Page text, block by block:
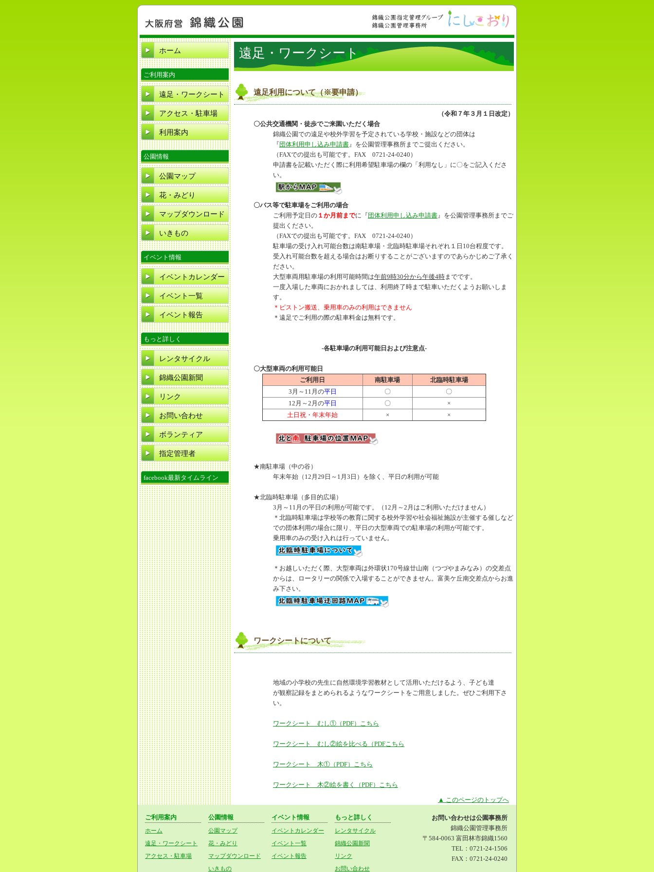
遠足・ワークシート
遠足利用について（※要申請）
（令和７年３月１日改定）
〇公共交通機関・徒歩でご来園いただく場合
錦織公園での遠足や校外学習を予定されている学校・施設などの団体は
『 団体利用申し込み申請書』を公園管理事務所までご提出ください。
（FAXでの提出も可能です。FAX 0721-24-0240）
申請書を記載いただく際に利用希望駐車場の欄の「利用なし」に〇をご記入くださ
い。
〇バス等で駐車場をご利用の場合
ご利用予定日の １か月前までに『 団体利用申し込み申請書』を公園管理事務所までご
提出ください。
（FAXでの提出も可能です。FAX 0721-24-0240）
駐車場の受け入れ可能台数は南駐車場・北臨時駐車場それぞれ１日10台程度です。
受入れ可能台数を超える場合はお断りすることがございますのであらかじめご了承く
ださい。
大型車両用駐車場の利用可能時間は午前9時30分から午後4時までです。
一度入場した車両におかれましては、利用終了時まで駐車いただくようお願いしま
す。
＊ピストン搬送、乗用車のみの利用はできません
＊遠足でご利用の際の駐車料金は無料です。
-各駐車場の利用可能日および注意点-
〇大型車両の利用可能日
ご利用日
南駐車場
北臨時駐車場
3月～11月の平日 〇
〇
12月～2月の平日 〇
×
土日祝 ・ 年末年始 × ×
★南駐車場（中の谷）
年末年始（12月29日～1月3日）を除く、平日の利用が可能
★北臨時駐車場（多目的広場）
3月～11月の平日の利用が可能です。（12月～2月はご利用いただけません）
＊北臨時駐車場は学校等の教育に関する校外学習や社会福祉施設が主催する催しなど
での団体利用の場合に限り、平日の大型車両での駐車場の利用が可能です。
乗用車のみの受け入れは行っていません。
＊お越しいただく際、大型車両は外環状170号線廿山南（つづやまみなみ）の交差点
からは、ロータリーの関係で入場することができません。富美ケ丘南交差点からお進
み下さい。
ワークシートについて
地域の小学校の先生に自然環境学習教材として活用いただけるよう、子ども達
が観察記録をまとめられるようなワークシートをご用意しました。ぜひご利用下さ
い。
ワークシート むし①（PDF）こちら
ワークシート むし②絵を比べる（PDFこちら
ワークシート 木①（PDF）こちら
ワークシート 木②絵を書く（PDF）こちら
▲ このページのトップへ
ホーム
ご利用案内
遠足・ワークシート
アクセス・駐車場
利用案内
公園情報
公園マップ
花・みどり
マップダウンロード
いきもの
イベント情報
イベントカレンダー
イベント一覧
イベント報告
もっと詳しく
レンタサイクル
錦織公園新聞
リンク
お問い合わせ
ボランティア
指定管理者
facebook最新タイムライン
ご利用案内
ホーム
遠足・ワークシート
アクセス・駐車場
公園情報
公園マップ
花・みどり
マップダウンロード
いきもの
イベント情報
イベントカレンダー
イベント一覧
イベント報告
もっと詳しく
レンタサイクル
錦織公園新聞
リンク
お問い合わせ
お問い合わせは公園事務所
錦織公園管理事務所
〒584-0063 富田林市錦織1560
TEL：0721-24-1506
FAX：0721-24-0240